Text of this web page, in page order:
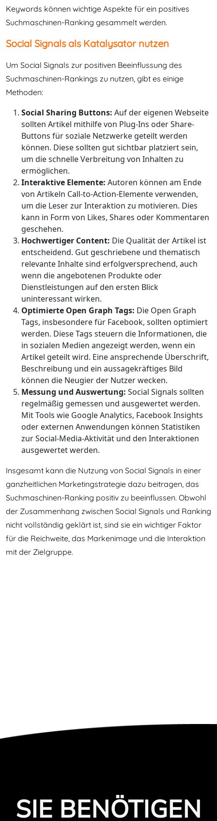
Keywords können wichtige Aspekte für ein positives
Suchmaschinen-Ranking gesammelt werden.
Social Signals als Katalysator nutzen
Um Social Signals zur positiven Beeinflussung des
Suchmaschinen-Rankings zu nutzen, gibt es einige
Methoden:
Social Sharing Buttons: Auf der eigenen Webseite
sollten Artikel mithilfe von Plug-Ins oder Share-
Buttons für soziale Netzwerke geteilt werden
können. Diese sollten gut sichtbar platziert sein,
um die schnelle Verbreitung von Inhalten zu
ermöglichen.
Interaktive Elemente: Autoren können am Ende
von Artikeln Call-to-Action-Elemente verwenden,
um die Leser zur Interaktion zu motivieren. Dies
kann in Form von Likes, Shares oder Kommentaren
geschehen.
Hochwertiger Content: Die Qualität der Artikel ist
entscheidend. Gut geschriebene und thematisch
relevante Inhalte sind erfolgversprechend, auch
wenn die angebotenen Produkte oder
Dienstleistungen auf den ersten Blick
uninteressant wirken.
Optimierte Open Graph Tags: Die Open Graph
Tags, insbesondere für Facebook, sollten optimiert
werden. Diese Tags steuern die Informationen, die
in sozialen Medien angezeigt werden, wenn ein
Artikel geteilt wird. Eine ansprechende Überschrift,
Beschreibung und ein aussagekräftiges Bild
können die Neugier der Nutzer wecken.
Messung und Auswertung: Social Signals sollten
regelmäßig gemessen und ausgewertet werden.
Mit Tools wie Google Analytics, Facebook Insights
oder externen Anwendungen können Statistiken
zur Social-Media-Aktivität und den Interaktionen
ausgewertet werden.
Insgesamt kann die Nutzung von Social Signals in einer
ganzheitlichen Marketingstrategie dazu beitragen, das
Suchmaschinen-Ranking positiv zu beeinflussen. Obwohl
der Zusammenhang zwischen Social Signals und Ranking
nicht vollständig geklärt ist, sind sie ein wichtiger Faktor
für die Reichweite, das Markenimage und die Interaktion
mit der Zielgruppe.
SIE BENÖTIGEN